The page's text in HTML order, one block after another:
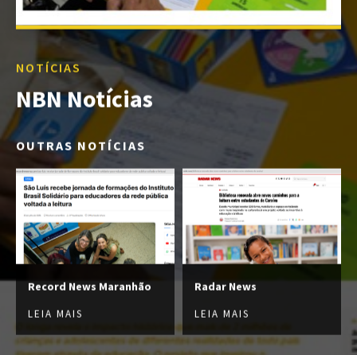
NOTÍCIAS
NBN Notícias
OUTRAS NOTÍCIAS
Record News Maranhão
LEIA MAIS
Radar News
LEIA MAIS